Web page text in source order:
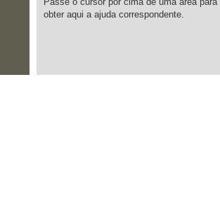
obter aqui a ajuda correspondente.